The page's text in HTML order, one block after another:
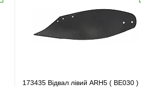
173435 Відвал лівий ARH5 ( BE030 )